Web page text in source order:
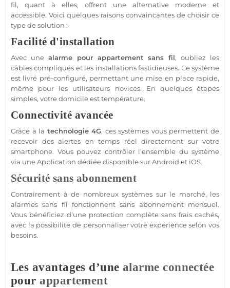
fil, quant à elles, offrent une alternative moderne et
accessible. Voici quelques raisons convaincantes de choisir ce
type de solution :
Facilité d'installation
Avec une alarmepour appartement sans fil, oubliez les
câbles compliqués et les installations fastidieuses. Cesystème
est livré pré-configuré, permettant une mise en place rapide,
même pour les utilisateurs novices. En quelques étapes
simples, votre domicile esttempérature.
Connectivité avancée
Grâce à la technologie4G, ces systèmes vous permettent de
recevoir des alertes en temps réel directement sur votre
smartphone. Vous pouvez contrôler l’ensemble du système
via uneApplication dédiée disponible surAndroid et iOS.
Sécurité sans abonnement
Contrairement à de nombreux systèmes sur le marché, les
alarmes sans fil fonctionnentsans abonnementmensuel.
Vous bénéficiez d’une protection complète sans frais cachés,
avec la possibilité de personnaliser votre expérience selon vos
besoins.
Les avantages d’unealarme connectée
pourappartement